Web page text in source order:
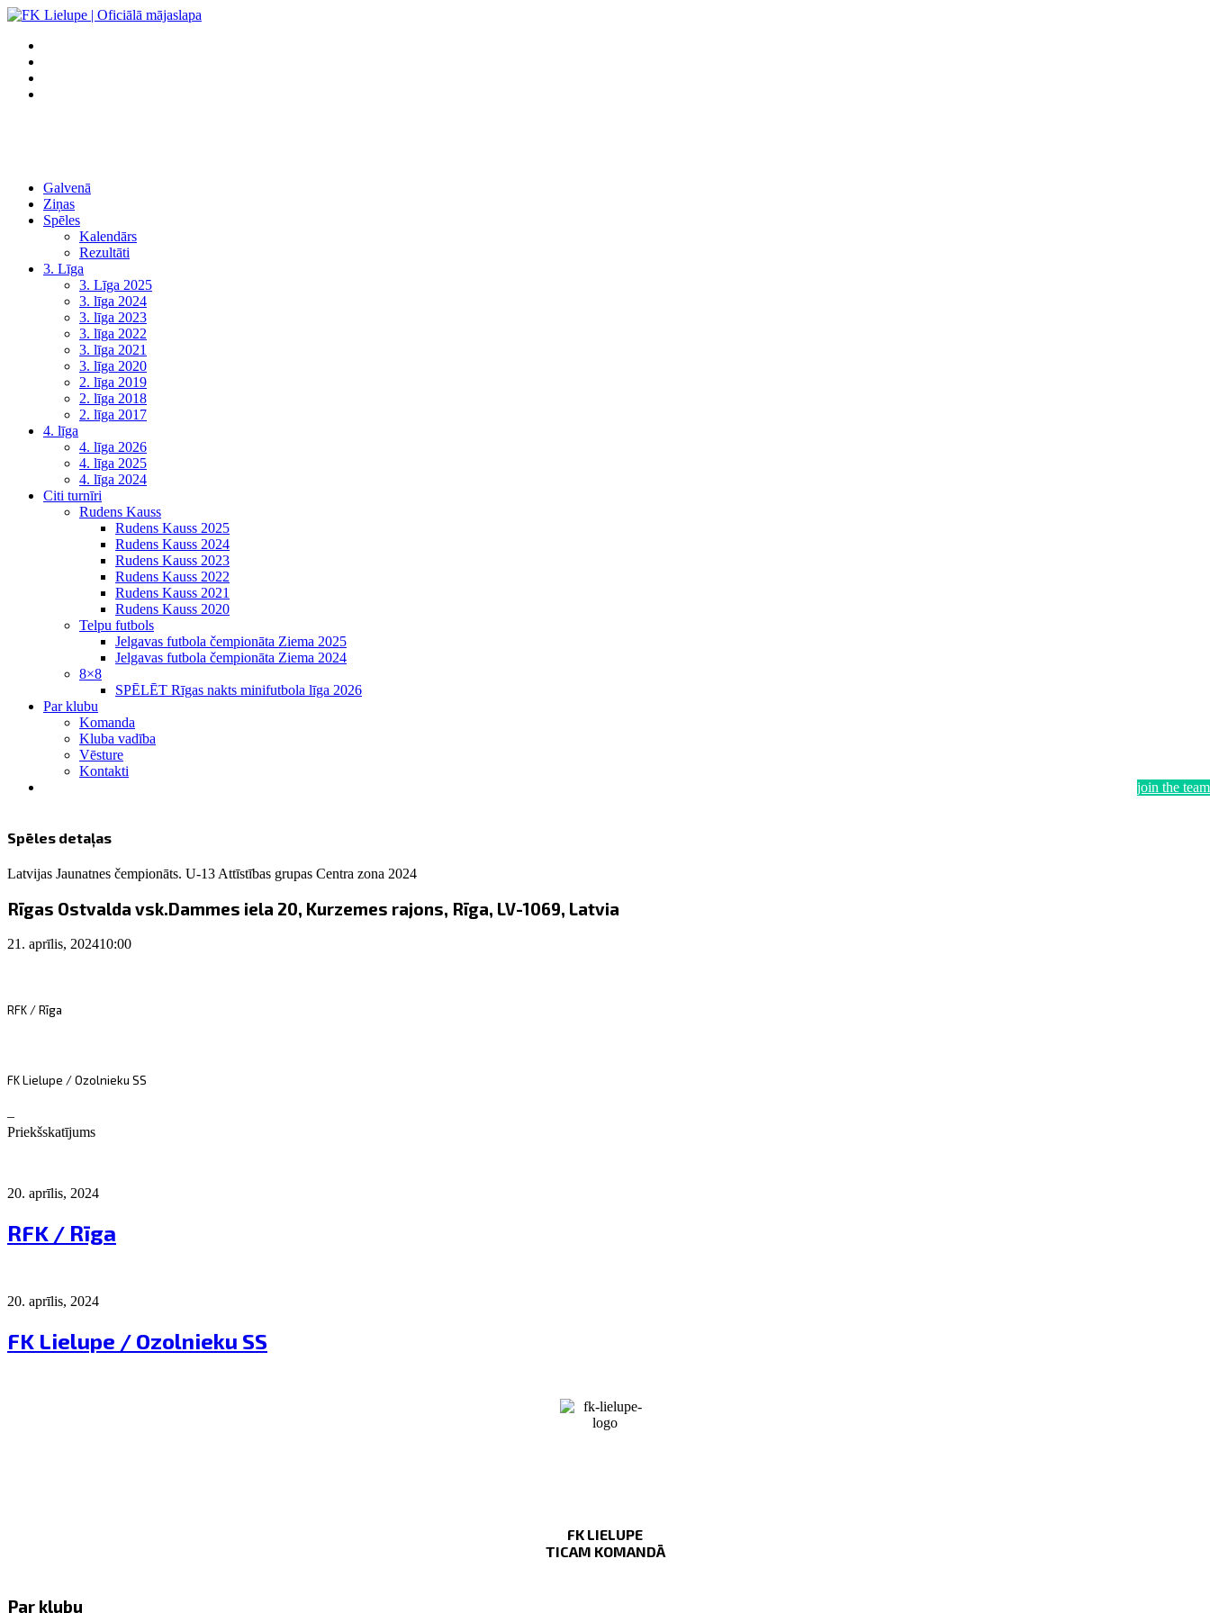
Galvenā
Ziņas
Spēles
Kalendārs
Rezultāti
3. Līga
3. Līga 2025
3. līga 2024
3. līga 2023
3. līga 2022
3. līga 2021
3. līga 2020
2. līga 2019
2. līga 2018
2. līga 2017
4. līga
4. līga 2026
4. līga 2025
4. līga 2024
Citi turnīri
Rudens Kauss
Rudens Kauss 2025
Rudens Kauss 2024
Rudens Kauss 2023
Rudens Kauss 2022
Rudens Kauss 2021
Rudens Kauss 2020
Telpu futbols
Jelgavas futbola čempionāta Ziema 2025
Jelgavas futbola čempionāta Ziema 2024
8×8
SPĒLĒT Rīgas nakts minifutbola līga 2026
Par klubu
Komanda
Kluba vadība
Vēsture
Kontakti
join the team
Spēles detaļas
Latvijas Jaunatnes čempionāts. U-13 Attīstības grupas Centra zona 2024
Rīgas Ostvalda vsk.Dammes iela 20, Kurzemes rajons, Rīga, LV-1069, Latvia
21. aprīlis, 202410:00
RFK / Rīga
FK Lielupe / Ozolnieku SS
–
Priekšskatījums
20. aprīlis, 2024
RFK / Rīga
20. aprīlis, 2024
FK Lielupe / Ozolnieku SS
FK LIELUPE
TICAM KOMANDĀ
Par klubu